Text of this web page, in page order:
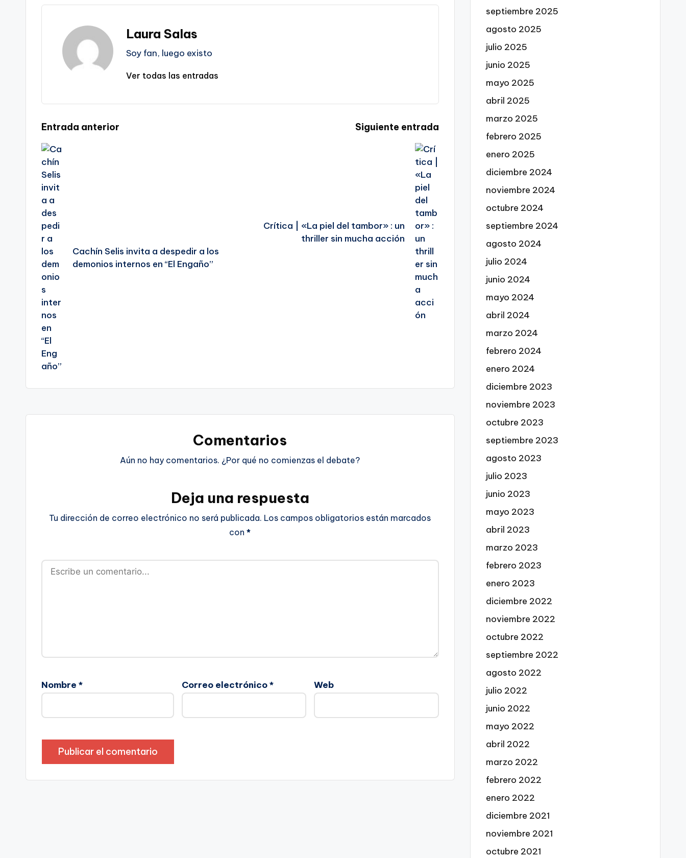
Laura Salas
Soy fan, luego existo
Ver todas las entradas
Navegación
de
entradas
Entrada anterior
Cachín Selis invita a despedir a los
demonios internos en “El Engaño”
Siguiente entrada
Crítica | «La piel del tambor» : un
thriller sin mucha acción
Comentarios
Aún no hay comentarios. ¿Por qué no comienzas el debate?
Deja una respuesta
Tu dirección de correo electrónico no será publicada. Los campos obligatorios están marcados
con*
Nombre * Correo electrónico* Web
septiembre 2025
agosto 2025
julio 2025
junio 2025
mayo 2025
abril 2025
marzo 2025
febrero 2025
enero 2025
diciembre 2024
noviembre 2024
octubre 2024
septiembre 2024
agosto 2024
julio 2024
junio 2024
mayo 2024
abril 2024
marzo 2024
febrero 2024
enero 2024
diciembre 2023
noviembre 2023
octubre 2023
septiembre 2023
agosto 2023
julio 2023
junio 2023
mayo 2023
abril 2023
marzo 2023
febrero 2023
enero 2023
diciembre 2022
noviembre 2022
octubre 2022
septiembre 2022
agosto 2022
julio 2022
junio 2022
mayo 2022
abril 2022
marzo 2022
febrero 2022
enero 2022
diciembre 2021
noviembre 2021
octubre 2021